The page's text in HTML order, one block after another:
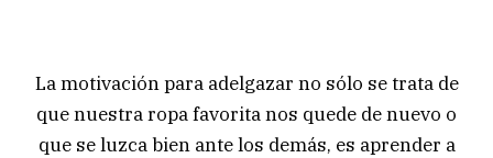
La motivación para adelgazar no sólo se trata de
que nuestra ropa favorita nos quede de nuevo o
que se luzca bien ante los demás, es aprender a